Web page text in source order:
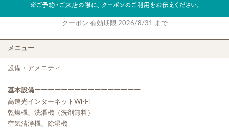
クーポン 有効期限 2026/8/31 まで
メニュー
設備・アメニティ
基本設備ーーーーーーーーーーーーーーーー
高速光インターネットWi-Fi
乾燥機、洗濯機（洗剤無料）
空気清浄機、除湿機